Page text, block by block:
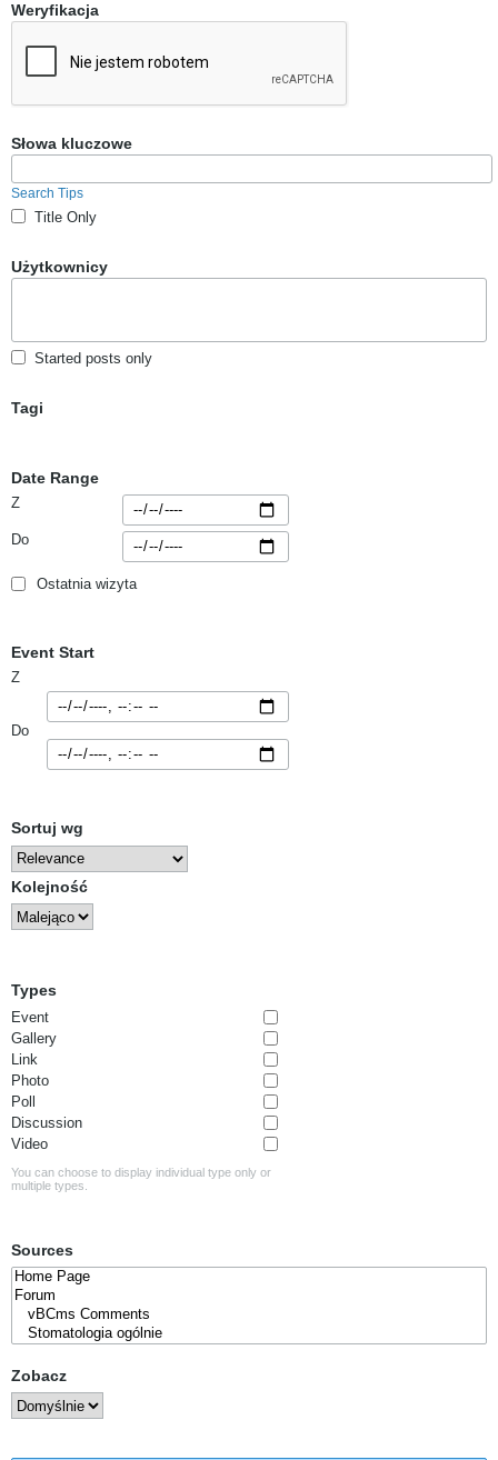
Weryfikacja
Słowa kluczowe
Search Tips
Title Only
Użytkownicy
Started posts only
Tagi
Date Range
Z
Do
Ostatnia wizyta
Event Start
Z
Do
Sortuj wg
Kolejność
Types
Event
Gallery
Link
Photo
Poll
Discussion
Video
You can choose to display individual type only or
multiple types.
Sources
Zobacz